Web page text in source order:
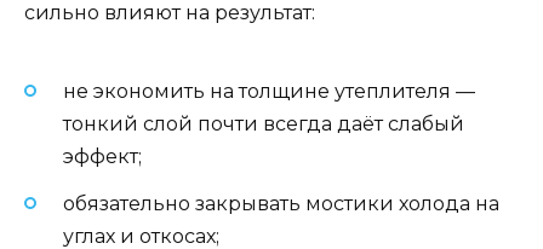
сильно влияют на результат:
не экономить на толщине утеплителя —
тонкий слой почти всегда даёт слабый
эффект;
обязательно закрывать мостики холода на
углах и откосах;